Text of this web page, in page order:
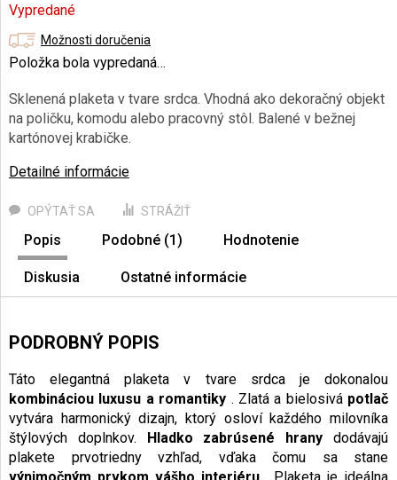
Jednotková
cena:
Vypredané
Možnosti doručenia
Položka bola vypredaná…
Sklenená plaketa v tvare srdca. Vhodná ako dekoračný objekt
na poličku, komodu alebo pracovný stôl. Balené v bežnej
kartónovej krabičke.
Detailné informácie
OPÝTAŤ SA STRÁŽIŤ
Popis Podobné (1) Hodnotenie
Diskusia Ostatné informácie
PODROBNÝ POPIS
Táto elegantná plaketa v tvare srdca je dokonalou
kombináciou luxusu a romantiky . Zlatá a bielosivá potlač
vytvára harmonický dizajn, ktorý osloví každého milovníka
štýlových doplnkov. Hladko zabrúsené hrany dodávajú
plakete prvotriedny vzhľad, vďaka čomu sa stane
výnimočným prvkom vášho interiéru. Plaketa je ideálna